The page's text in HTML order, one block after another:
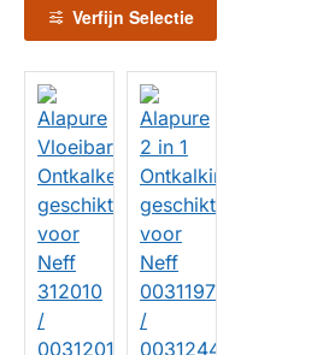
Verfijn Selectie